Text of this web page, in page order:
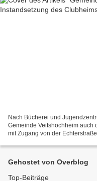
Nach Bücherei und
Gemeinde Veitshöchheim auch
mit Zugang von der
Gehostet von Overblog
Top-Beiträge